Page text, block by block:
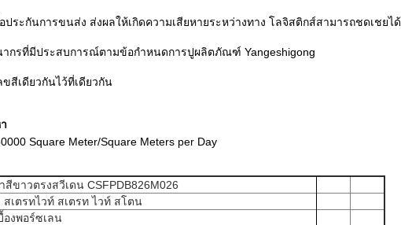
ระกันการขนส่ง ส่งผลให้เกิดความเสียหายระหว่างทาง โลจิสติกส์สามารถชดเชยได้
รที่มีประสบการณ์ตามข้อกำหนดการปูผลิตภัณฑ์ Yangeshigong
สีเดียวกันไว้ที่เดียวกัน
Square Meter/Square Meters per Day
สีขาวตรงสวีเดน CSFPDB826M026
สเตรทไวท์ สเตรท ไวท์ สโตน
องพอร์ซเลน